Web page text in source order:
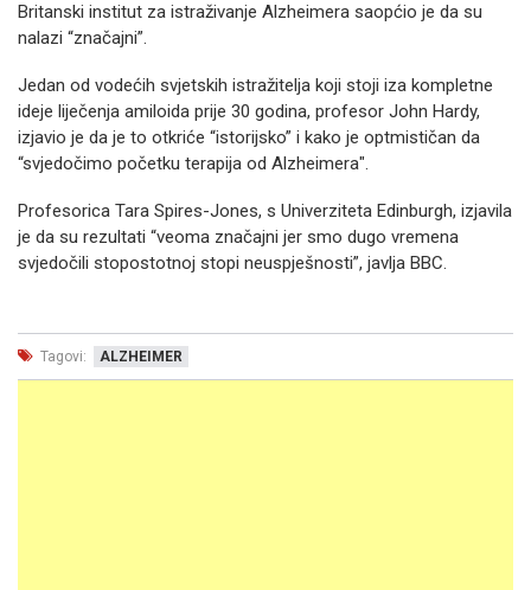
Britanski institut za istraživanje Alzheimera saopćio je da su
nalazi “značajni”.
Jedan od vodećih svjetskih istražitelja koji stoji iza kompletne
ideje liječenja amiloida prije 30 godina, profesor John Hardy,
izjavio je da je to otkriće “istorijsko” i kako je optmističan da
“svjedočimo početku terapija od Alzheimera".
Profesorica Tara Spires-Jones, s Univerziteta Edinburgh, izjavila
je da su rezultati “veoma značajni jer smo dugo vremena
svjedočili stopostotnoj stopi neuspješnosti”, javlja BBC.
Tagovi: ALZHEIMER